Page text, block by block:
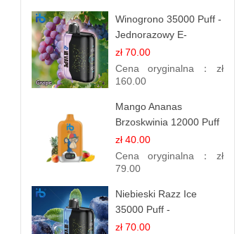
Winogrono 35000 Puff -
Jednorazowy E-
papieros | Soczysty
Smak Winogron
zł 70.00
Cena oryginalna： zł
160.00
Mango Ananas
Brzoskwinia 12000 Puff
| Jednorazowy E-
papieros | Tropikalny
Smak
zł 40.00
Cena oryginalna： zł
79.00
Niebieski Razz Ice
35000 Puff -
Orzeźwiający E-
zł 70.00